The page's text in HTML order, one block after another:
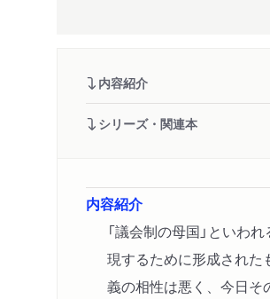
内容紹介
シリーズ・関連本
内容紹介
「議会制の母国」といわ
現するために形成された
義の相性は悪く、今日